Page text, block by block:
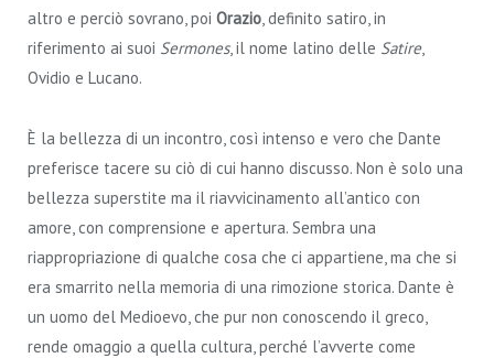
altro e perciò sovrano, poi Orazio , definito satiro, in
riferimento ai suoi Sermones, il nome latino delle Satire,
Ovidio e Lucano.
È la bellezza di un incontro, così intenso e vero che Dante
preferisce tacere su ciò di cui hanno discusso. Non è solo una
bellezza superstite ma il riavvicinamento all’antico con
amore, con comprensione e apertura. Sembra una
riappropriazione di qualche cosa che ci appartiene, ma che si
era smarrito nella memoria di una rimozione storica. Dante è
un uomo del Medioevo, che pur non conoscendo il greco,
rende omaggio a quella cultura, perché l’avverte come